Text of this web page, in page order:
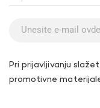
Pri prijavljivanju
promotivne